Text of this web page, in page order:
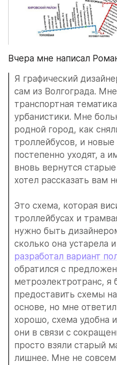
Вчера мне написал
Я графический
сам из Волгограда.
транспортная
урбанистики. Мне
родной город, как
троллейбусов, и
постепенно уходят, а
вновь вернутся
хотел рассказать вам
Это схема, которая
троллейбусах и
нужно быть
сколько она устарела
разработал вариант
обратился с
метроэлектротранс, я
предоставить схемы
основе, но мне
хорошо, схема удобна
они в связи с
просто взяли старый
лишнее. Мне не